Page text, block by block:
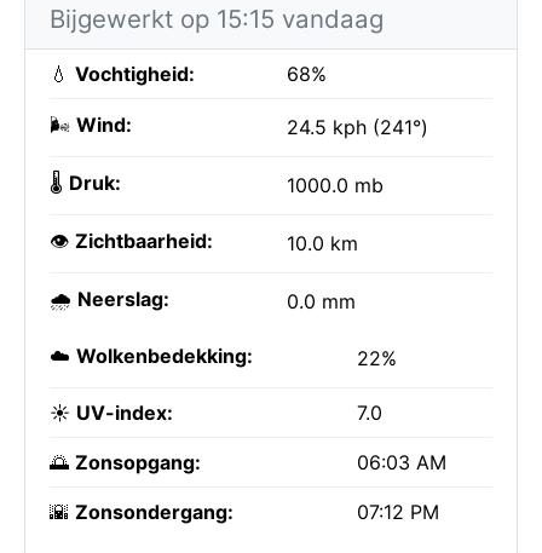
Bijgewerkt op 15:15 vandaag
💧 Vochtigheid: 68%
🌬️ Wind: 24.5 kph (241°)
🌡️ Druk: 1000.0 mb
👁️ Zichtbaarheid: 10.0 km
🌧️ Neerslag: 0.0 mm
☁️ Wolkenbedekking: 22%
☀️ UV-index: 7.0
🌅 Zonsopgang: 06:03 AM
🌇 Zonsondergang: 07:12 PM